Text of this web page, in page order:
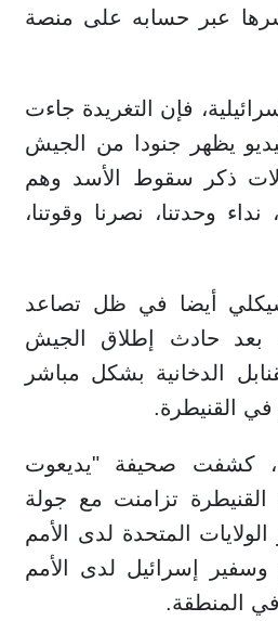
عبر حسابه على منصة
القناة 12 الإسرائيلية، فإن التغريدة جاءت
يظهر جنودا من الجيش
ذكر سقوط الأسد وهم
وحدتنا، نصرنا وقوتنا،
أيضا في ظل تصاعد
بعد حادث إطلاق الجيش
الدخانية بشكل مباشر
القنيطرة.
كشفت صحيفة "يديعوت
القنيطرة تزامنت مع جولة
المتحدة لدى الأمم
وسفير إسرائيل لدى الأمم
في المنطقة.